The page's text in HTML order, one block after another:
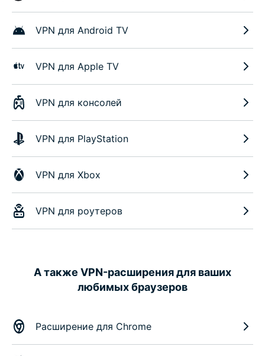
VPN для Android TV
VPN для Apple TV
VPN для консолей
VPN для PlayStation
VPN для Xbox
VPN для роутеров
А также VPN-расширения для ваших
любимых браузеров
Расширение для Chrome